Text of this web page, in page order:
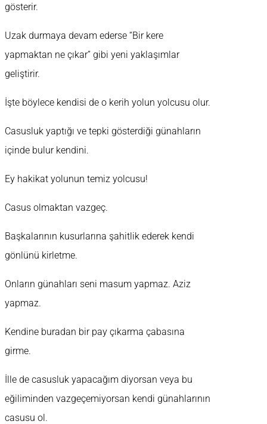
gösterir.
Uzak durmaya devam ederse “Bir kere
yapmaktan ne çıkar” gibi yeni yaklaşımlar
geliştirir.
İşte böylece kendisi de o kerih yolun yolcusu olur.
Casusluk yaptığı ve tepki gösterdiği günahların
içinde bulur kendini.
Ey hakikat yolunun temiz yolcusu!
Casus olmaktan vazgeç.
Başkalarının kusurlarına şahitlik ederek kendi
gönlünü kirletme.
Onların günahları seni masum yapmaz. Aziz
yapmaz.
Kendine buradan bir pay çıkarma çabasına
girme.
İlle de casusluk yapacağım diyorsan veya bu
eğiliminden vazgeçemiyorsan kendi günahlarının
casusu ol.